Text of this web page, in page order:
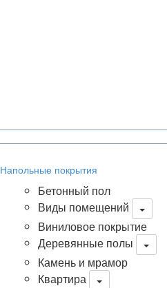
Напольные покрытия
Бетонный пол
Виды помещений
Виниловое покрытие
Деревянные полы
Камень и мрамор
Квартира